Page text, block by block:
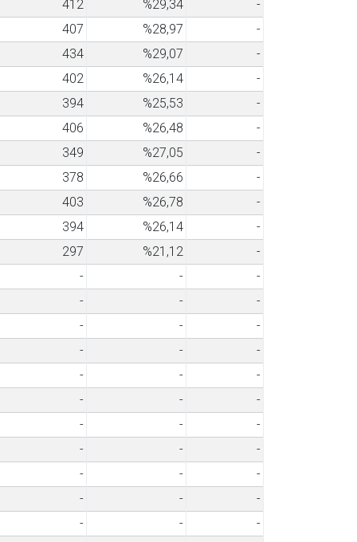
412 %29,34
-
407 %28,97
-
434 %29,07
-
402 %26,14
-
394 %25,53
-
406 %26,48
-
349 %27,05
-
378 %26,66
-
403 %26,78
-
394 %26,14
-
297 %21,12
-
- -
-
- -
-
- -
-
- -
-
- -
-
- -
-
- -
-
- -
-
- -
-
- -
-
- -
-